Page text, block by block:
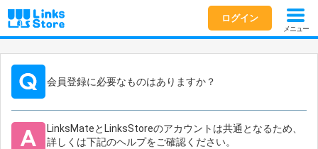
ログイン
メニュー
会員登録に必要なものはありますか？
LinksMateとLinksStoreのアカウントは共通となるため、
詳しくは下記のヘルプをご確認ください。